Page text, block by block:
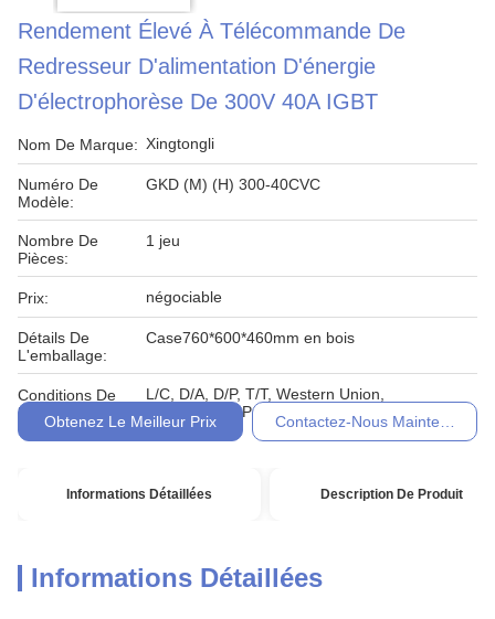
Rendement Élevé À Télécommande De
Redresseur D'alimentation D'énergie
D'électrophorèse De 300V 40A IGBT
Nom De Marque: Xingtongli
Numéro De
Modèle:
GKD (M) (H) 300-40CVC
Nombre De
Pièces:
1 jeu
Prix: négociable
Détails De
L'emballage:
Case760*600*460mm en bois
Conditions De
Paiement:
L/C, D/A, D/P, T/T, Western Union,
MoneyGram, Paypal
Obtenez Le Meilleur Prix Contactez-Nous Maintenant
Informations Détaillées Description De Produit
Informations Détaillées